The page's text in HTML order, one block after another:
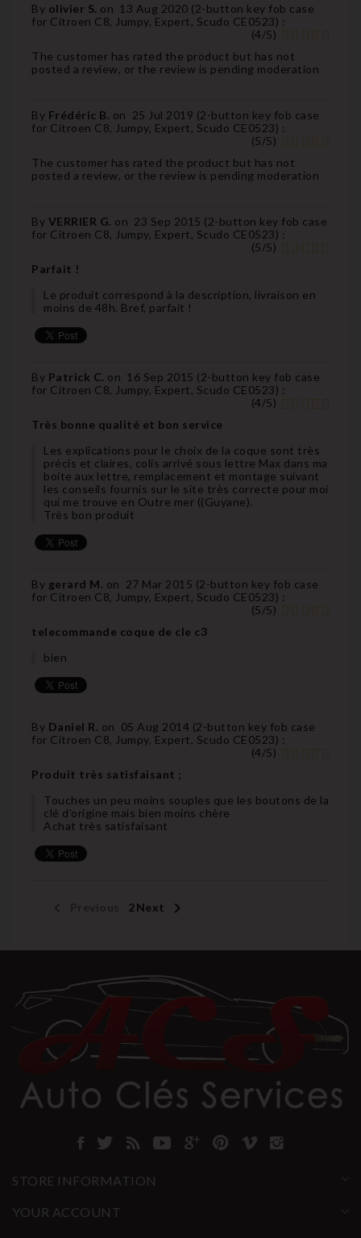
By olivier S. on 13 Aug 2020 (2-button key fob case
for Citroen C8, Jumpy, Expert, Scudo CE0523) :
(4/5)
The customer has rated the product but has not
posted a review, or the review is pending moderation
By Frédéric B. on 25 Jul 2019 (2-button key fob case
for Citroen C8, Jumpy, Expert, Scudo CE0523) :
(5/5)
The customer has rated the product but has not
posted a review, or the review is pending moderation
By VERRIER G. on 23 Sep 2015 (2-button key fob case
for Citroen C8, Jumpy, Expert, Scudo CE0523) :
(5/5)
Parfait !
Le produit correspond à la description, livraison en
moins de 48h. Bref, parfait !
By Patrick C. on 16 Sep 2015 (2-button key fob case
for Citroen C8, Jumpy, Expert, Scudo CE0523) :
(4/5)
Très bonne qualité et bon service
Les explications pour le choix de la coque sont très
précis et claires, colis arrivé sous lettre Max dans ma
boite aux lettre, remplacement et montage suivant
les conseils fournis sur le site très correcte pour moi
qui me trouve en Outre mer ((Guyane).
Très bon produit
By gerard M. on 27 Mar 2015 (2-button key fob case
for Citroen C8, Jumpy, Expert, Scudo CE0523) :
(5/5)
telecommande coque de cle c3
bien
By Daniel R. on 05 Aug 2014 (2-button key fob case
for Citroen C8, Jumpy, Expert, Scudo CE0523) :
(4/5)
Produit très satisfaisant ;
Touches un peu moins souples que les boutons de la
clé d'origine mais bien moins chère
Achat très satisfaisant
2Next 
STORE INFORMATION
YOUR ACCOUNT